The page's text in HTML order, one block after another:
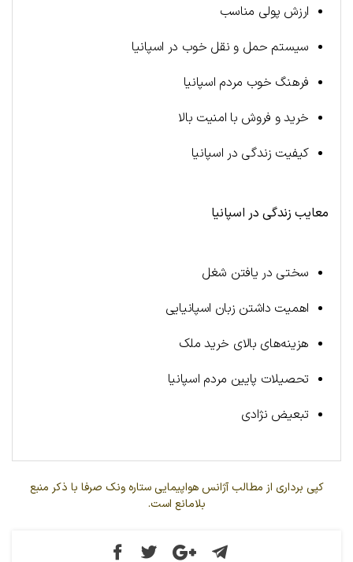
ارزش پولی مناسب
سیستم حمل و نقل خوب در اسپانیا
فرهنگ خوب مردم اسپانیا
خرید و فروش با امنیت بالا
کیفیت زندگی در اسپانیا
معایب زندگی در اسپانیا
سختی در یافتن شغل
اهمیت داشتن زبان اسپانیایی
هزینه‌های بالای خرید ملک
تحصیلات پایین مردم اسپانیا
تبعیض نژادی
کپی برداری از مطالب آژانس هواپیمایی ستاره ونک صرفا با ذکر منبع
بلامانع است.